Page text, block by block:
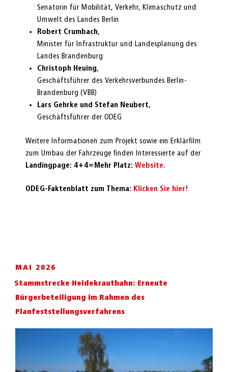
Senatorin für Mobilität, Verkehr, Klimaschutz und
Umwelt des Landes Berlin
Robert Crumbach,
Minister für Infrastruktur und Landesplanung des
Landes Brandenburg
Christoph Heuing,
Geschäftsführer des Verkehrsverbundes Berlin-
Brandenburg (VBB)
Lars Gehrke und Stefan Neubert,
Geschäftsführer der ODEG
Weitere Informationen zum Projekt sowie ein Erklärfilm
zum Umbau der Fahrzeuge finden Interessierte auf der
Landingpage: 4+4=Mehr Platz: Website.
ODEG-Faktenblatt zum Thema: Klicken Sie hier!
MAI 2026
Stammstrecke Heidekrautbahn: Erneute
Bürgerbeteiligung im Rahmen des
Planfeststellungsverfahrens